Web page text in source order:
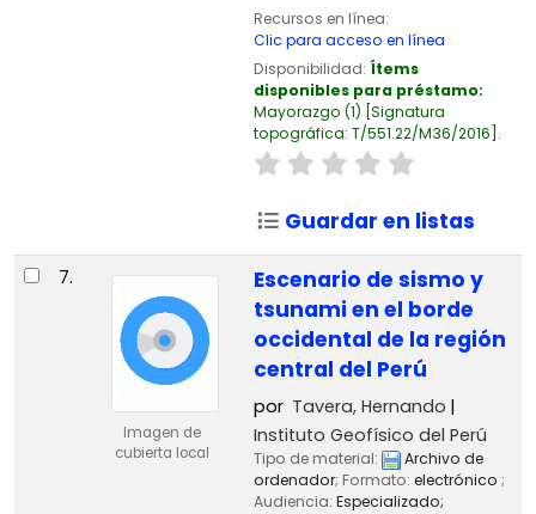
Recursos en línea:
Clic para acceso en línea
Disponibilidad: Ítems
disponibles para préstamo:
Mayorazgo (1) Signatura
topográfica: T/551.22/M36/2016 .
Guardar en listas
7.
Imagen de
cubierta local
Escenario de sismo y
tsunami en el borde
occidental de la región
central del Perú
por Tavera, Hernando
Instituto Geofísico del Perú
Tipo de material:
Archivo de
ordenador; Formato: electrónico ;
Audiencia: Especializado;